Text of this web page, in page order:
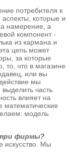
потребителя к
которые и
намерение, а
компонент -
из кармана и
цепь может
за которые
то, что в магазине
или вы
мы
часть
влияет на
математические
модель
фирмы?
искусство. Мы